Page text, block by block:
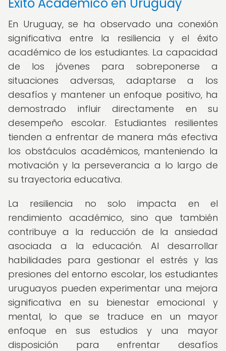
En Uruguay, se ha observado una conexión
significativa entre la resiliencia y el éxito
académico de los estudiantes. La capacidad
de los jóvenes para sobreponerse a
situaciones adversas, adaptarse a los
desafíos y mantener un enfoque positivo, ha
demostrado influir directamente en su
desempeño escolar. Estudiantes resilientes
tienden a enfrentar de manera más efectiva
los obstáculos académicos, manteniendo la
motivación y la perseverancia a lo largo de
su trayectoria educativa.
La resiliencia no solo impacta en el
rendimiento académico, sino que también
contribuye a la reducción de la ansiedad
asociada a la educación. Al desarrollar
habilidades para gestionar el estrés y las
presiones del entorno escolar, los estudiantes
uruguayos pueden experimentar una mejora
significativa en su bienestar emocional y
mental, lo que se traduce en un mayor
enfoque en sus estudios y una mayor
disposición para enfrentar desafíos